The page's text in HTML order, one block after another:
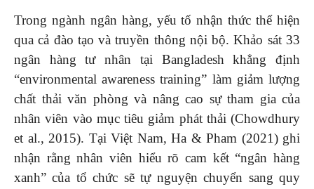
Trong ngành ngân hàng, yếu tố nhận thức thể hiện
qua cả đào tạo và truyền thông nội bộ. Khảo sát 33
ngân hàng tư nhân tại Bangladesh khẳng định
“environmental awareness training” làm giảm lượng
chất thải văn phòng và nâng cao sự tham gia của
nhân viên vào mục tiêu giảm phát thải (Chowdhury
et al., 2015). Tại Việt Nam, Ha & Pham (2021) ghi
nhận rằng nhân viên hiểu rõ cam kết “ngân hàng
xanh” của tổ chức sẽ tự nguyện chuyển sang quy